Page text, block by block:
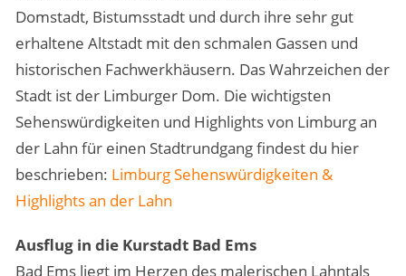
Domstadt, Bistumsstadt und durch ihre sehr gut
erhaltene Altstadt mit den schmalen Gassen und
historischen Fachwerkhäusern. Das Wahrzeichen der
Stadt ist der Limburger Dom. Die wichtigsten
Sehenswürdigkeiten und Highlights von Limburg an
der Lahn für einen Stadtrundgang findest du hier
beschrieben: Limburg Sehenswürdigkeiten &
Highlights an der Lahn
Ausflug in die Kurstadt Bad Ems
Bad Ems liegt im Herzen des malerischen Lahntals